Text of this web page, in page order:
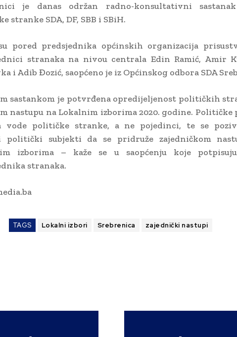
je danas održan radno-konsultativni
stranke SDA, DF, SBB i SBiH.
pored predsjednika općinskih organizacija
stranaka na nivou centrala Edin Ramić, Amir
i Adib Đozić, saopćeno je iz Općinskog odbora SDA
sastankom je potvrđena opredijeljenost političkih
nastupu na Lokalnim izborima 2020. godine. Političke
vode političke stranke, a ne pojedinci, te se
politički subjekti da se pridruže zajedničkom
izborima – kaže se u saopćenju koje
stranaka.
TAGS Lokalni izbori Srebrenica zajednički nastupi